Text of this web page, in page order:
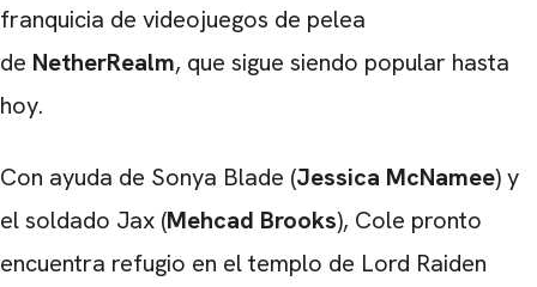
franquicia de videojuegos de pelea
de NetherRealm, que sigue siendo popular hasta
hoy.
Con ayuda de Sonya Blade (Jessica McNamee) y
el soldado Jax (Mehcad Brooks), Cole pronto
encuentra refugio en el templo de Lord Raiden
CARREGANDO PUBLICIDADE